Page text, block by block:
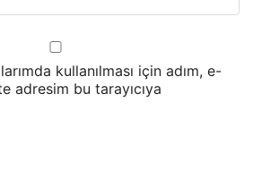
kullanılması için adım, e-
adresim bu tarayıcıya